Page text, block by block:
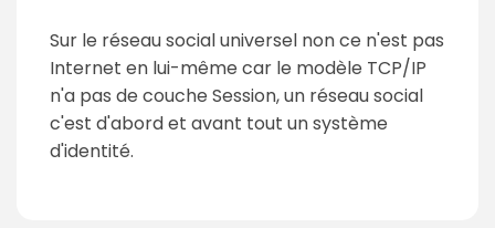
Sur le réseau social universel non ce n'est pas
Internet en lui-même car le modèle TCP/IP
n'a pas de couche Session, un réseau social
c'est d'abord et avant tout un système
d'identité.